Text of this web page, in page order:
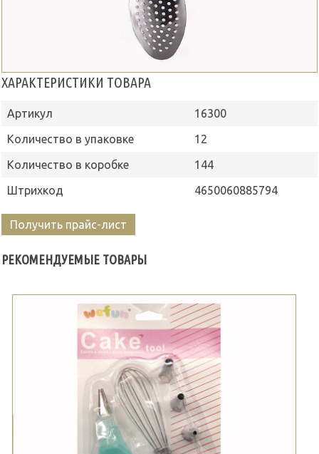
ХАРАКТЕРИСТИКИ ТОВАРА
Артикул
16300
Количество в упаковке
12
Количество в коробке
144
Штрихкод
4650060885794
Получить прайс-лист
РЕКОМЕНДУЕМЫЕ ТОВАРЫ